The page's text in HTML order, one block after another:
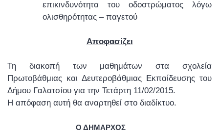
επικινδυνότητα του οδοστρώματος λόγω
ολισθηρότητας – παγετού
Αποφασίζει
Τη διακοπή των μαθημάτων στα σχολεία
Πρωτοβάθμιας και Δευτεροβάθμιας Εκπαίδευσης του
Δήμου Γαλατσίου για την Τετάρτη 11/02/2015.
Η απόφαση αυτή θα αναρτηθεί στο διαδίκτυο.
Ο ΔΗΜΑΡΧΟΣ